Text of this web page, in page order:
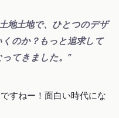
地土地で、ひとつのデザ
のか？もっと追求して
てきました。”
すねー！面白い時代にな